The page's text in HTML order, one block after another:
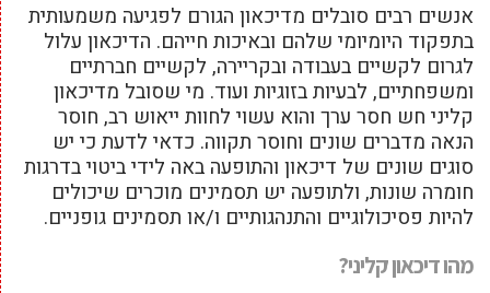
אנשים רבים סובלים מדיכאון הגורם לפגיעה משמעותית
בתפקוד היומיומי שלהם ובאיכות חייהם. הדיכאון עלול
לגרום לקשיים בעבודה ובקריירה, לקשיים חברתיים
ומשפחתיים, לבעיות בזוגיות ועוד. מי שסובל מדיכאון
קליני חש חסר ערך והוא עשוי לחוות ייאוש רב, חוסר
הנאה מדברים שונים וחוסר תקווה. כדאי לדעת כי יש
סוגים שונים של דיכאון והתופעה באה לידי ביטוי בדרגות
חומרה שונות, ולתופעה יש תסמינים מוכרים שיכולים
להיות פסיכולוגיים והתנהגותיים ו/או תסמינים גופניים.
מהו דיכאון קליני?